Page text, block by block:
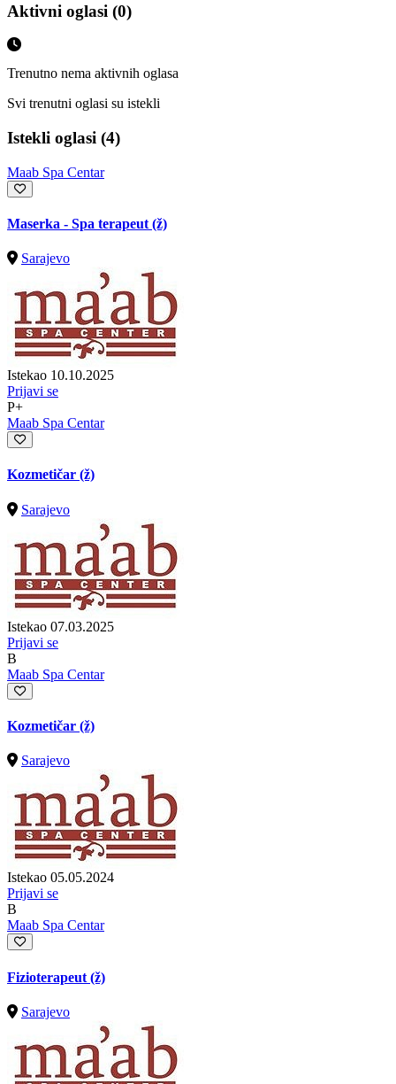
Aktivni oglasi (0)
Trenutno nema aktivnih oglasa
Svi trenutni oglasi su istekli
Istekli oglasi (4)
Maab Spa Centar
Maserka - Spa terapeut (ž)
Sarajevo
Istekao 10.10.2025
Prijavi se
P+
Maab Spa Centar
Kozmetičar (ž)
Sarajevo
Istekao 07.03.2025
Prijavi se
B
Maab Spa Centar
Kozmetičar (ž)
Sarajevo
Istekao 05.05.2024
Prijavi se
B
Maab Spa Centar
Fizioterapeut (ž)
Sarajevo